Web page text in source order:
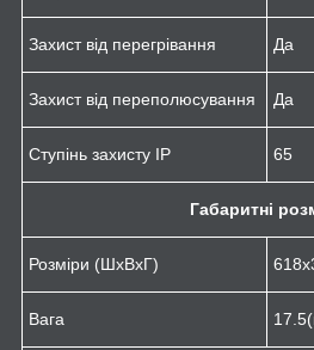
Захист від перегрівання Да
Захист від переполюсування Да
Ступінь захисту IP 65
Габаритні
Розміри (ШхВхГ)
Вага